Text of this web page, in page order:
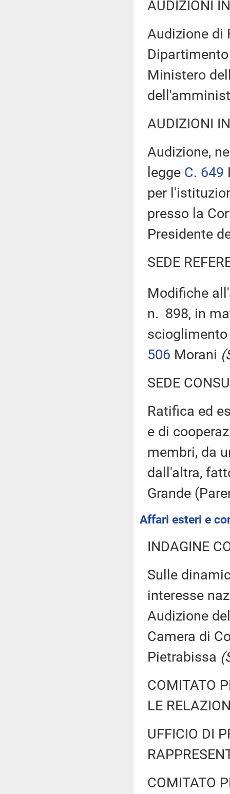
AUDIZIONI
Audizione di
Ministero
AUDIZIONI
Audizione,
legge C. 649
per
presso la
Presidente
SEDE
Modifiche
n. 898, in
506 Morani
SEDE
Ratifica ed
e di
membri, da
dall'altra,
Grande
Affari esteri e
INDAGINE
Sulle
interesse
Audizione
Camera di
Pietrabissa
COMITATO
LE
UFFICIO DI
COMITATO